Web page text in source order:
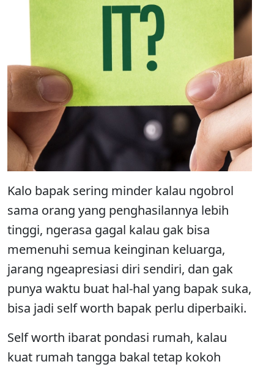
Kalo bapak sering minder kalau ngobrol
sama orang yang penghasilannya lebih
tinggi, ngerasa gagal kalau gak bisa
memenuhi semua keinginan keluarga,
jarang ngeapresiasi diri sendiri, dan gak
punya waktu buat hal-hal yang bapak suka,
bisa jadi self worth bapak perlu diperbaiki.
Self worth ibarat pondasi rumah, kalau
kuat rumah tangga bakal tetap kokoh